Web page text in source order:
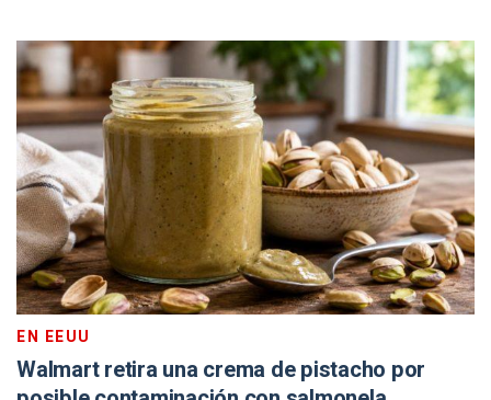
EN EEUU
Walmart retira una crema de pistacho por